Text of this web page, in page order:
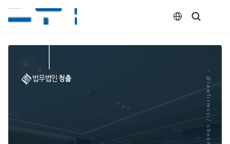
Select Language